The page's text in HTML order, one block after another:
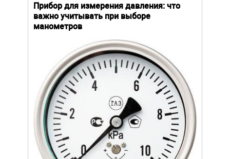
Прибор для измерения давления: что
важно учитывать при выборе
манометров